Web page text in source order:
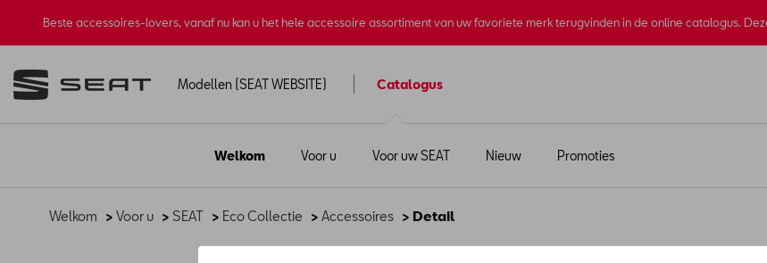
Beste accessoires-lovers, vanaf nu kan u het hele accessoire assortiment van uw favoriete merk terugvinden in de online catalogus.
Modellen (SEAT WEBSITE) Catalogus
Welkom Voor u Voor uw SEAT Nieuw Promoties
Welkom > Voor u > SEAT > Eco Collectie > Accessoires > Detail